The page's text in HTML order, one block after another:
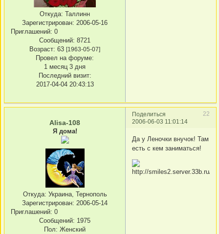
Откуда: Таллинн
Зарегистрирован: 2006-05-16
Приглашений: 0
Сообщений: 8721
Возраст: 63 [1963-05-07]
Провел на форуме:
1 месяц 3 дня
Последний визит:
2017-04-04 20:43:13
Поделиться
22
2006-06-03 11:01:14
Alisa-108
Я дома!
Откуда: Украина, Тернополь
Зарегистрирован: 2006-05-14
Приглашений: 0
Сообщений: 1975
Пол: Женский
Да у Леночки внучок! Там
есть с кем заниматься!